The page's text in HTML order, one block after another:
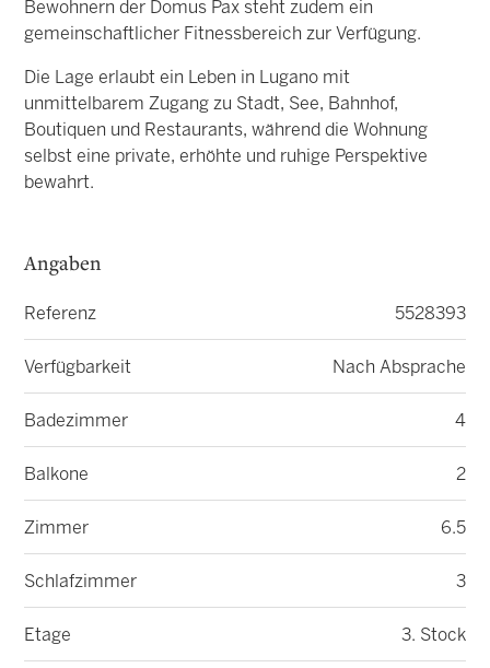
Bewohnern der Domus Pax steht zudem ein
gemeinschaftlicher Fitnessbereich zur Verfügung.
Die Lage erlaubt ein Leben in Lugano mit
unmittelbarem Zugang zu Stadt, See, Bahnhof,
Boutiquen und Restaurants, während die Wohnung
selbst eine private, erhöhte und ruhige Perspektive
bewahrt.
Angaben
Referenz 5528393
Verfügbarkeit Nach Absprache
Badezimmer 4
Balkone 2
Zimmer 6.5
Schlafzimmer 3
Etage 3. Stock